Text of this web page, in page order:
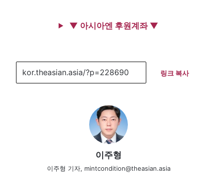
▼ 아시아엔 후원계좌 ▼
링크 복사
이주형
이주형 기자, mintcondition@theasian.asia